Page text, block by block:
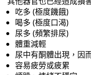
吃多 (極度饑餓)
喝多 (極度口渴)
尿多 (頻繁排尿)
體重減輕
尿中有酮體出現，因
容易疲勞或疲累